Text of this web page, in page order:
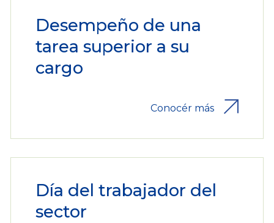
Desempeño de una
tarea superior a su
cargo
Conocér más
Día del trabajador del
sector